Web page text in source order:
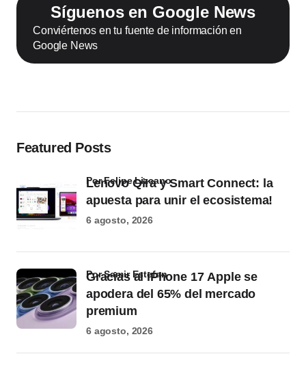
Síguenos en Google News
Conviértenos en tu fuente de información en
Google News
Featured Posts
Lenovo Qira y Smart Connect: la
apuesta para unir el ecosistema!
por Felipe Lizcano
6 agosto, 2026
Gracias al iPhone 17 Apple se
apodera del 65% del mercado
premium
por Samir Estefan
6 agosto, 2026